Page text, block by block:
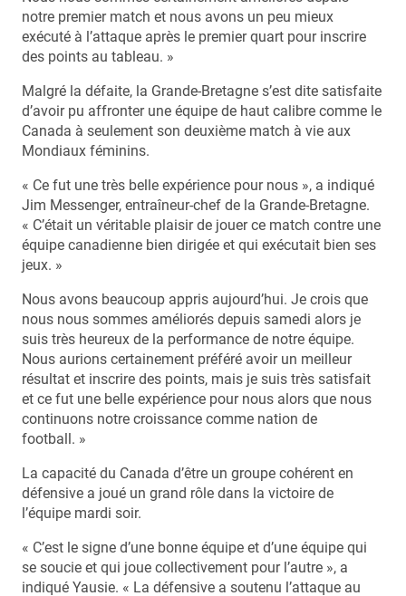
notre premier match et nous avons un peu mieux
exécuté à l’attaque après le premier quart pour inscrire
des points au tableau. »
Malgré la défaite, la Grande-Bretagne s’est dite satisfaite
d’avoir pu affronter une équipe de haut calibre comme le
Canada à seulement son deuxième match à vie aux
Mondiaux féminins.
« Ce fut une très belle expérience pour nous », a indiqué
Jim Messenger, entraîneur-chef de la Grande-Bretagne.
« C’était un véritable plaisir de jouer ce match contre une
équipe canadienne bien dirigée et qui exécutait bien ses
jeux. »
Nous avons beaucoup appris aujourd’hui. Je crois que
nous nous sommes améliorés depuis samedi alors je
suis très heureux de la performance de notre équipe.
Nous aurions certainement préféré avoir un meilleur
résultat et inscrire des points, mais je suis très satisfait
et ce fut une belle expérience pour nous alors que nous
continuons notre croissance comme nation de
football. »
La capacité du Canada d’être un groupe cohérent en
défensive a joué un grand rôle dans la victoire de
l’équipe mardi soir.
« C’est le signe d’une bonne équipe et d’une équipe qui
se soucie et qui joue collectivement pour l’autre », a
indiqué Yausie. « La défensive a soutenu l’attaque au